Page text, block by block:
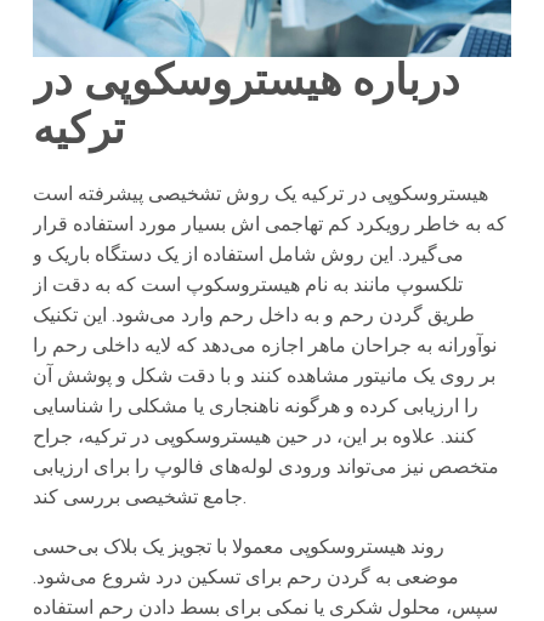
درباره هیستروسکوپی در
ترکیه
هیستروسکوپی در ترکیه یک روش تشخیصی پیشرفته است
که به خاطر رویکرد کم تهاجمی اش بسیار مورد استفاده قرار
می‌گیرد. این روش شامل استفاده از یک دستگاه باریک و
تلکسوپ مانند به نام هیستروسکوپ است که به دقت از
طریق گردن رحم و به داخل رحم وارد می‌شود. این تکنیک
نوآورانه به جراحان ماهر اجازه می‌دهد که لایه داخلی رحم را
بر روی یک مانیتور مشاهده کنند و با دقت شکل و پوشش آن
را ارزیابی کرده و هرگونه ناهنجاری یا مشکلی را شناسایی
کنند. علاوه بر این، در حین هیستروسکوپی در ترکیه، جراح
متخصص نیز می‌تواند ورودی لوله‌های فالوپ را برای ارزیابی
جامع تشخیصی بررسی کند.
روند هیستروسکوپی معمولا با تجویز یک بلاک بی‌حسی
موضعی به گردن رحم برای تسکین درد شروع می‌شود.
سپس، محلول شکری یا نمکی برای بسط دادن رحم استفاده